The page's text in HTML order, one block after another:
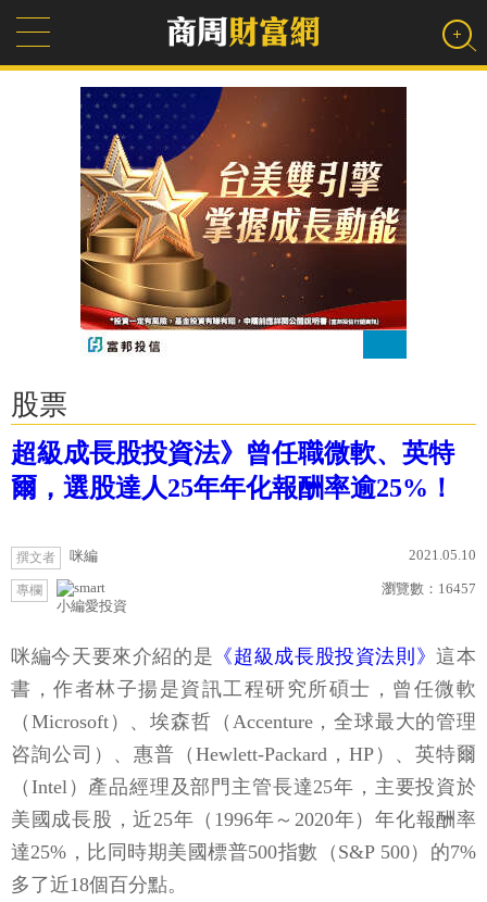
股票
超級成長股投資法》曾任職微軟、英特
爾，選股達人25年年化報酬率逾25%！
撰文者 咪編 2021.05.10
專欄
小編愛投資
瀏覽數： 16457
咪編今天要來介紹的是 《超級成長股投資法則》這本
書，作者林子揚是資訊工程研究所碩士，曾任微軟
（Microsoft）、埃森哲（Accenture，全球最大的管理
咨詢公司）、惠普（Hewlett-Packard，HP）、英特爾
（Intel）產品經理及部門主管長達25年，主要投資於
美國成長股，近25年（1996年～2020年）年化報酬率
達25%，比同時期美國標普500指數（S&P 500）的7%
多了近18個百分點。